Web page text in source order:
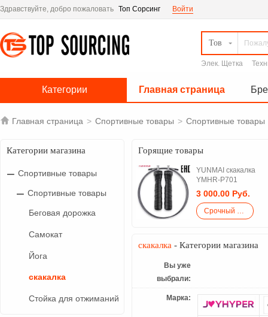
Здравствуйте, добро пожаловать Топ Сорсинг Войти
Тов
Элек. Щетка
Категории Главная страница
 Главная страница > Спортивные товары > Спортивные товары
Категории магазина
Спортивные товары
Спортивные товары
Беговая дорожка
Самокат
Йога
скакалка
Стойка для отжиманий
Горящие товары
YUNMAI скакалка
YMHR-P701
3 000.00 Руб.
Срочный закупка
скакалка - Категории магазина
Вы уже
выбрали:
Марка: